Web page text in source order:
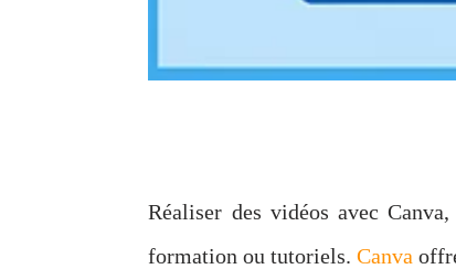
Réaliser des vidéos avec
formation ou tutoriels.Canva